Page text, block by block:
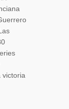
victoria